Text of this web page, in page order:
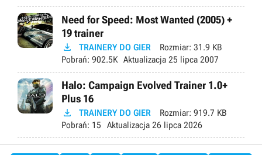
Need for Speed: Most Wanted (2005) +
19 trainer
 TRAINERY DO GIER Rozmiar: 31.9 KB
Pobrań: 902.5K Aktualizacja 25 lipca 2007
Halo: Campaign Evolved Trainer 1.0+
Plus 16
 TRAINERY DO GIER Rozmiar: 919.7 KB
Pobrań: 15 Aktualizacja 26 lipca 2026